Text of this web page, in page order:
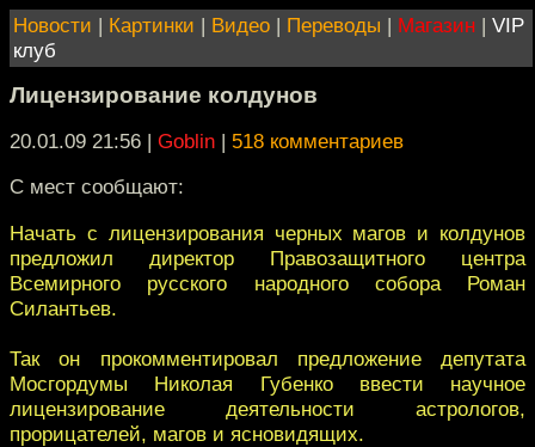
Новости | Картинки | Видео | Переводы | Магазин | VIP
клуб
Лицензирование колдунов
20.01.09 21:56 | Goblin | 518 комментариев
С мест сообщают:
Начать с лицензирования черных магов и колдунов
предложил директор Правозащитного центра
Всемирного русского народного собора Роман
Силантьев.
Так он прокомментировал предложение депутата
Мосгордумы Николая Губенко ввести научное
лицензирование деятельности астрологов,
прорицателей, магов и ясновидящих.